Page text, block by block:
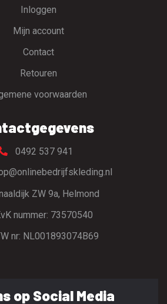
Inloggen
Mijn account
Contact
Retouren
voorwaarden
0492 537 941
ZW 9a, Helmond
nummer: 73570540
nr: NL001893074B69
op Social Media